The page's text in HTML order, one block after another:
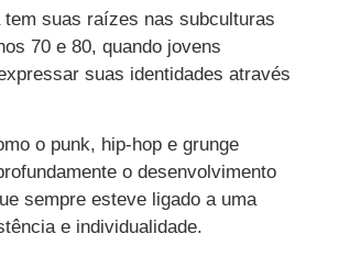
suas raízes nas subculturas
70 e 80, quando jovens
suas identidades através
o punk, hip-hop e grunge
o desenvolvimento
sempre esteve ligado a uma
e individualidade.